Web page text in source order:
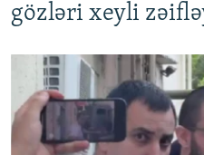
gözləri xeyli